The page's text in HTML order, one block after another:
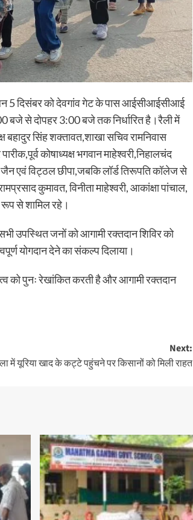
5 दिसंबर को देवगांव गेट के पास आईसीआईसीआई
बजे से दोपहर 3:00 बजे तक निर्धारित है।रैली में
बहादुर सिंह शक्तावत,शाखा सचिव रामनिवास
कोषाध्यक्ष भगवान माहेश्वरी,निहालचंद
एवं विट्ठल छीपा,जबकि लॉर्ड तिरूपति कॉलेज से
कुमावत, विनीता माहेश्वरी, आकांक्षा पांचाल,
रूप से शामिल रहे।
उपस्थित जनों को आगामी रक्तदान शिविर को
योगदान देने का संकल्प दिलाया।
को पुनः रेखांकित करती है और आगामी रक्तदान
Next:
में यूरिया खाद के कट्टे पहुंचने पर किसानों को मिली राहत